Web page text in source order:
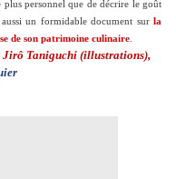
personnel que de décrire le goût
un formidable document sur la
de son patrimoine culinaire
Jirô Taniguchi (illustrations),